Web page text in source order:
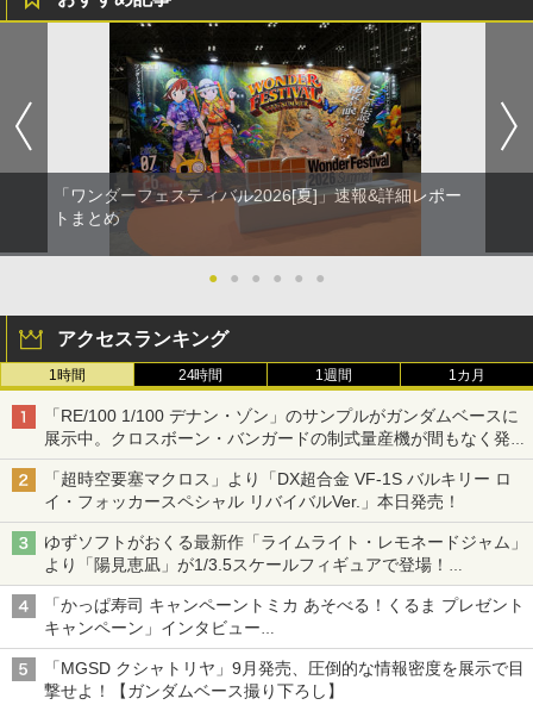
「ワンダーフェスティバル2026[夏]」速報&詳細レポー
トまとめ
● ● ● ● ● ●
アクセスランキング
1時間 24時間 1週間 1カ月
「RE/100 1/100 デナン・ゾン」のサンプルがガンダムベースに
展示中。クロスボーン・バンガードの制式量産機が間もなく発送
【ガンダムベース撮り下ろし】
「超時空要塞マクロス」より「DX超合金 VF-1S バルキリー ロ
イ・フォッカースペシャル リバイバルVer.」本日発売！
ゆずソフトがおくる最新作「ライムライト・レモネードジャム」
より「陽見恵凪」が1/3.5スケールフィギュアで登場！
メガネ姿も表現できるオプションパーツが付属
「かっぱ寿司 キャンペーントミカ あそべる！くるま プレゼント
キャンペーン」インタビュー
子どもが楽しめるかっぱ寿司ならではの体験とコラボの楽しさを
追求
「MGSD クシャトリヤ」9月発売、圧倒的な情報密度を展示で目
撃せよ！【ガンダムベース撮り下ろし】